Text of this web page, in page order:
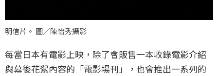
明信片。 圖／陳怡秀攝影
每當日本有電影上映，除了會販售一本收錄電影介紹
與幕後花絮內容的「電影場刊」，也會推出一系列的